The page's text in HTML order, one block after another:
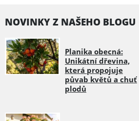
NOVINKY Z NAŠEHO BLOGU
Planika obecná:
Unikátní dřevina,
která propojuje
půvab květů a chuť
plodů